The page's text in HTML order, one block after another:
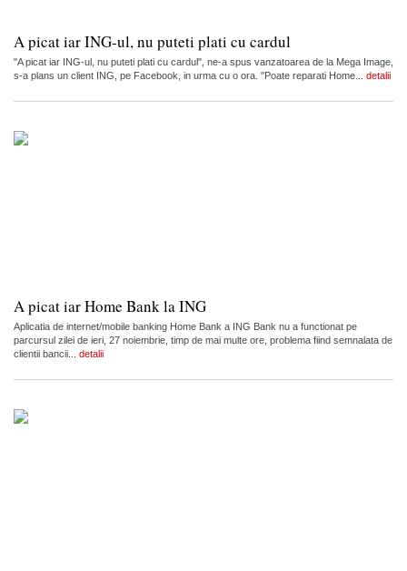
A picat iar ING-ul, nu puteti plati cu cardul
"A picat iar ING-ul, nu puteti plati cu cardul", ne-a spus vanzatoarea de la Mega Image,
s-a plans un client ING, pe Facebook, in urma cu o ora. "Poate reparati Home... detalii
A picat iar Home Bank la ING
Aplicatia de internet/mobile banking Home Bank a ING Bank nu a functionat pe
parcursul zilei de ieri, 27 noiembrie, timp de mai multe ore, problema fiind semnalata de
clientii bancii... detalii